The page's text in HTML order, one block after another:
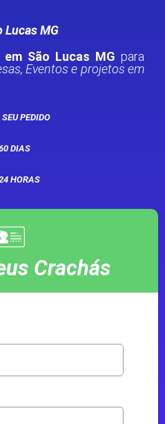
Lucas MG
em São Lucas MG para
Eventos e projetos em
PEDIDO
DIAS
HORAS
Crachás